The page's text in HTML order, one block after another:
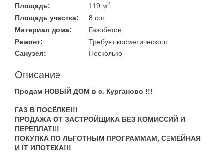
Площадь:
119 м2
Площадь участка:
8 сот
Материал дома:
Газобетон
Ремонт:
Требует косметического
Санузел:
Несколько
Описание
Продам НОВЫЙ ДОМ в с. Курганово !!!
ГАЗ В ПОСЁЛКЕ!!!
ПРОДАЖА ОТ ЗАСТРОЙЩИКА БЕЗ КОМИССИЙ И
ПЕРЕПЛАТ!!!
ПОКУПКА ПО ЛЬГОТНЫМ ПРОГРАММАМ, СЕМЕЙНАЯ
И IT ИПОТЕКА!!!